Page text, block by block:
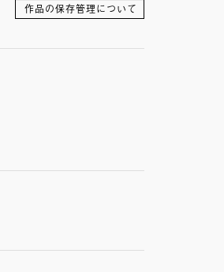
作品の保存管理について